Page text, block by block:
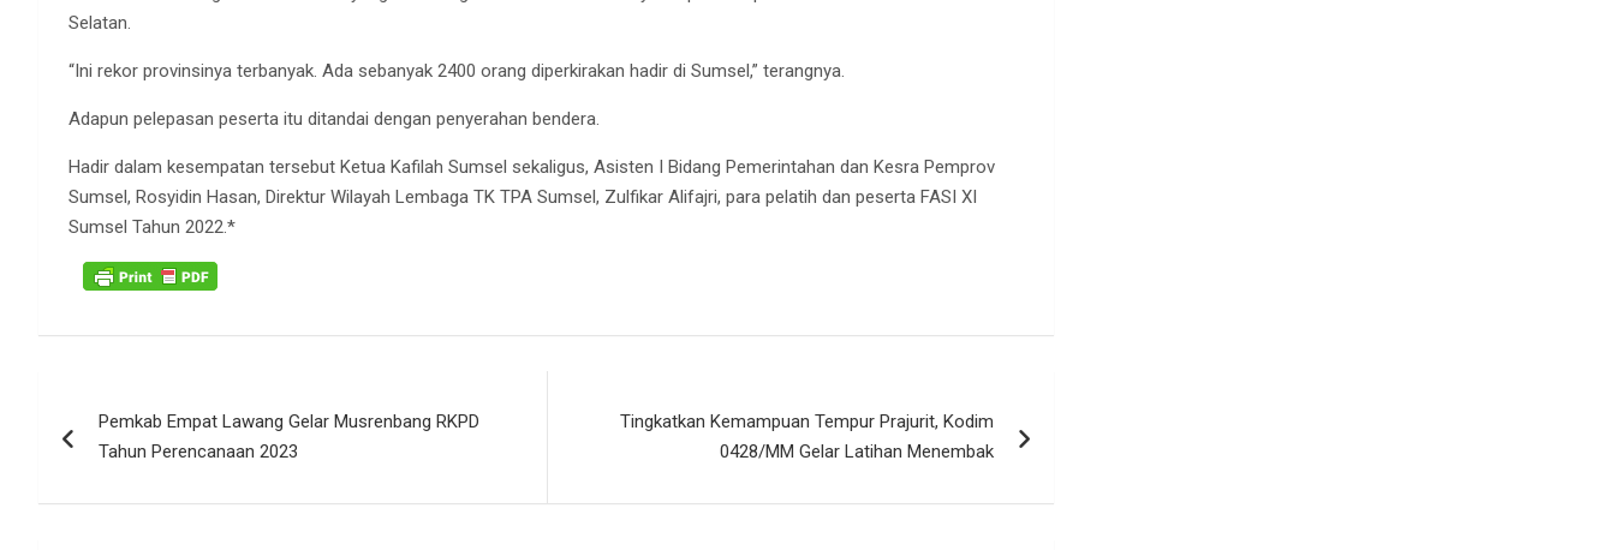
Selatan.
“Ini rekor provinsinya terbanyak. Ada sebanyak 2400 orang diperkirakan hadir di Sumsel,” terangnya.
Adapun pelepasan peserta itu ditandai dengan penyerahan bendera.
Hadir dalam kesempatan tersebut Ketua Kafilah Sumsel sekaligus, Asisten I Bidang Pemerintahan dan Kesra Pemprov
Sumsel, Rosyidin Hasan, Direktur Wilayah Lembaga TK TPA Sumsel, Zulfikar Alifajri, para pelatih dan peserta FASI XI
Sumsel Tahun 2022.*
posPemkab Empat Lawang Gelar Musrenbang RKPD
Tahun Perencanaan 2023
Tingkatkan Kemampuan Tempur Prajurit, Kodim
0428/MM Gelar Latihan Menembak